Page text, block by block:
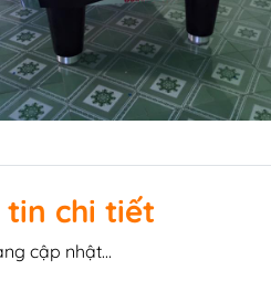
Quấn chỉ cơ bida
Bo đầu cơ bida
Bọc da cơ bida
Phụ kiện BiDa
Găng tay Bida
Băng Cao Su
tin chi tiết
cập nhật...